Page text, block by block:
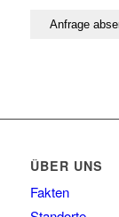
ÜBER UNS
Fakten